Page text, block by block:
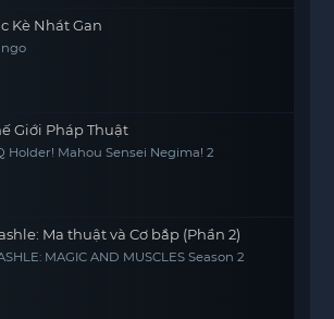
Kè Nhát Gan
Giới Pháp Thuật
Holder! Mahou Sensei Negima! 2
Ma thuật và Cơ bắp (Phần 2)
MAGIC AND MUSCLES Season 2